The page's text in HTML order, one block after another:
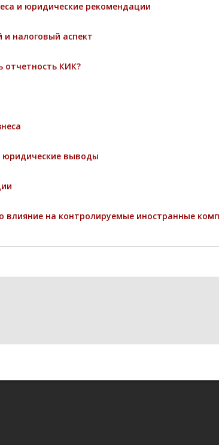
и юридические рекомендации
налоговый аспект
отчетность КИК?
юридические выводы
влияние на контролируемые иностранные